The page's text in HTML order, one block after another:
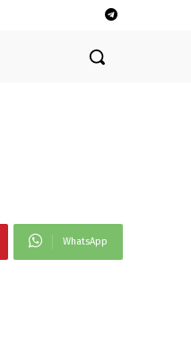
WhatsApp